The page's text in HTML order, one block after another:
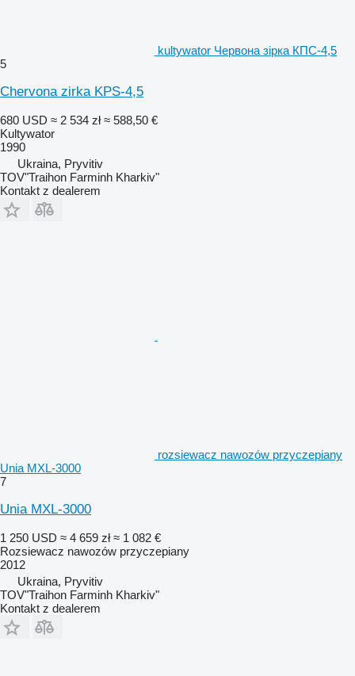
kultywator Червона зірка КПС-4,5
5
Chervona zirka KPS-4,5
680 USD ≈ 2 534 zł ≈ 588,50 €
Kultywator
1990
Ukraina, Pryvitiv
TOV"Traihon Farminh Kharkiv"
Kontakt z dealerem
rozsiewacz nawozów przyczepiany
Unia MXL-3000
7
Unia MXL-3000
1 250 USD ≈ 4 659 zł ≈ 1 082 €
Rozsiewacz nawozów przyczepiany
2012
Ukraina, Pryvitiv
TOV"Traihon Farminh Kharkiv"
Kontakt z dealerem